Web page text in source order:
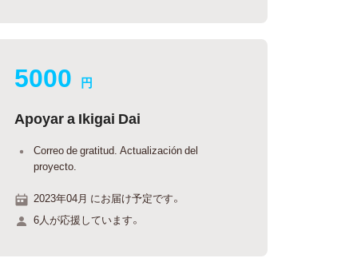
5000 円
Apoyar a Ikigai Dai
Correo de gratitud. Actualización del
proyecto.
2023年04月 にお届け予定です。
6人が応援しています。